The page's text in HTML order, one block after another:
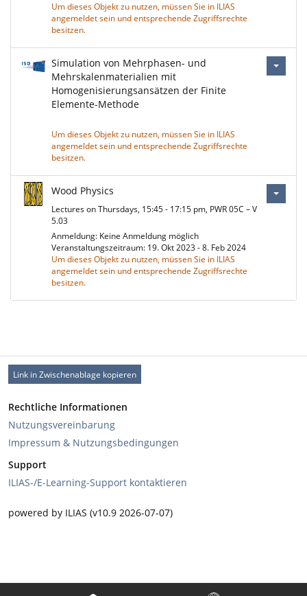
Um dieses Objekt zu nutzen, müssen Sie in ILIAS
angemeldet sein und entsprechende Zugriffsrechte
besitzen.
Simulation von Mehrphasen- und
Mehrskalenmaterialien mit
Homogenisierungsansätzen der Finite
Elemente-Methode
Um dieses Objekt zu nutzen, müssen Sie in ILIAS
angemeldet sein und entsprechende Zugriffsrechte
besitzen.
Wood Physics
Lectures on Thursdays, 15:45 - 17:15 pm, PWR 05C – V
5.03
Anmeldung: Keine Anmeldung möglich
Veranstaltungszeitraum: 19. Okt 2023 - 8. Feb 2024
Um dieses Objekt zu nutzen, müssen Sie in ILIAS
angemeldet sein und entsprechende Zugriffsrechte
besitzen.
Link in Zwischenablage kopieren
Rechtliche Informationen
Nutzungsvereinbarung
Impressum & Nutzungsbedingungen
Support
ILIAS-/E-Learning-Support kontaktieren
powered by ILIAS (v10.9 2026-07-07)